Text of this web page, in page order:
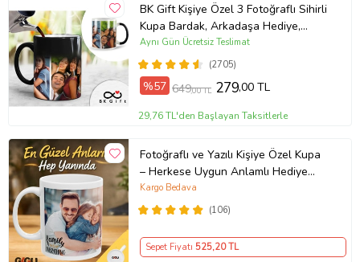
BK Gift Kişiye Özel 3 Fotoğraflı Sihirli
Kupa Bardak, Arkadaşa Hediye,
Sevgiliye Hediye
(2705)
Aynı Gün Ücretsiz Teslimat
%57 649,00 TL 279,00 TL
29,76 TL'den Başlayan Taksitlerle
Fotoğraflı ve Yazılı Kişiye Özel Kupa
– Herkese Uygun Anlamlı Hediye
Porselen Baskılı Kupa (Beyaz)
(106)
Kargo Bedava
Sepet Fiyatı 525,20 TL